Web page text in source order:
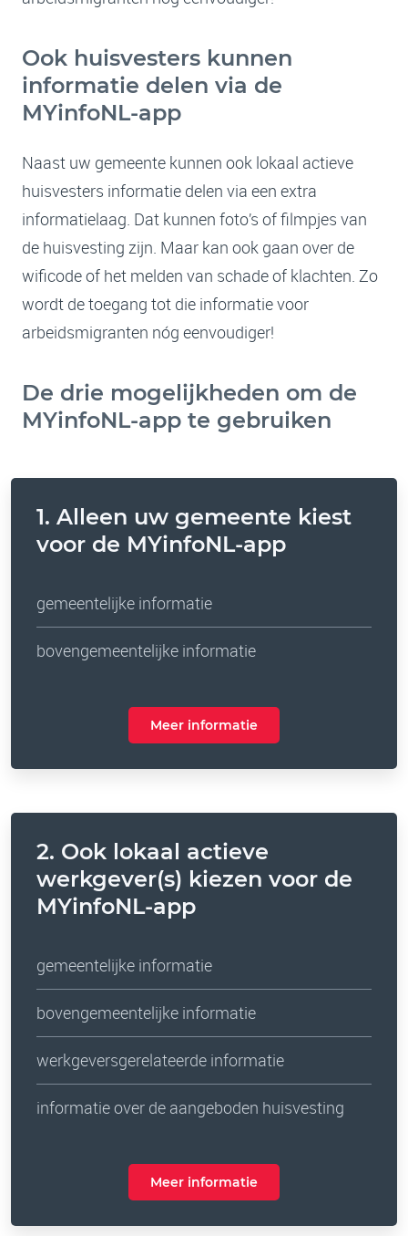
Ook huisvesters kunnen
informatie delen via de
MYinfoNL-app
Naast uw gemeente kunnen ook lokaal actieve
huisvesters informatie delen via een extra
informatielaag. Dat kunnen foto’s of filmpjes van
de huisvesting zijn. Maar kan ook gaan over de
wificode of het melden van schade of klachten. Zo
wordt de toegang tot die informatie voor
arbeidsmigranten nóg eenvoudiger!
De drie mogelijkheden om de
MYinfoNL-app te gebruiken
1. Alleen uw gemeente kiest
voor de MYinfoNL-app
gemeentelijke informatie
bovengemeentelijke informatie
Meer informatie
2. Ook lokaal actieve
werkgever(s) kiezen voor de
MYinfoNL-app
gemeentelijke informatie
bovengemeentelijke informatie
werkgeversgerelateerde informatie
informatie over de aangeboden huisvesting
Meer informatie